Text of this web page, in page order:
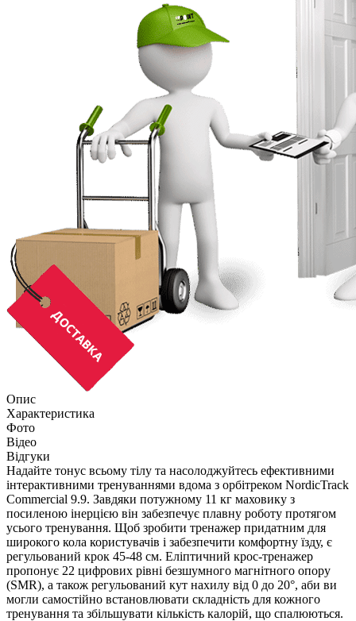
Опис
Характеристика
Фото
Відео
Відгуки
Надайте тонус всьому тілу та насолоджуйтесь ефективними
інтерактивними тренуваннями вдома з орбітреком NordicTrack
Commercial 9.9. Завдяки потужному 11 кг маховику з
посиленою інерцією він забезпечує плавну роботу протягом
усього тренування. Щоб зробити тренажер придатним для
широкого кола користувачів і забезпечити комфортну їзду, є
регульований крок 45-48 см. Еліптичний крос-тренажер
пропонує 22 цифрових рівні безшумного магнітного опору
(SMR), а також регульований кут нахилу від 0 до 20°, аби ви
могли самостійно встановлювати складність для кожного
тренування та збільшувати кількість калорій, що спалюються.